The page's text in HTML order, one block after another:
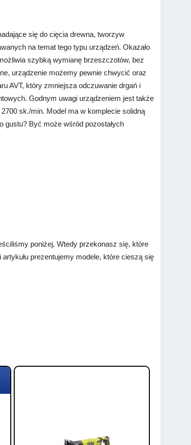
się do cięcia drewna, tworzyw
na temat tego typu urządzeń. Okazało
szybką wymianę brzeszczotów, bez
urządzenie możemy pewnie chwycić oraz
AVT, który zmniejsza odczuwanie drgań i
Godnym uwagi urządzeniem jest także
sk./min. Model ma w komplecie solidną
gustu? Być może wśród pozostałych
poniżej. Wtedy przekonasz się, które
prezentujemy modele, które cieszą się